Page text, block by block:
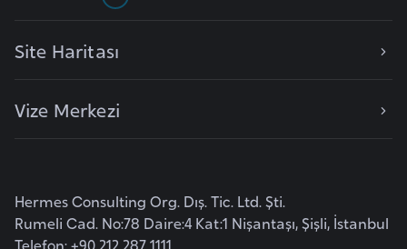
Site Haritası
Vize Merkezi
Hermes Consulting Org. Dış. Tic. Ltd. Şti.
Rumeli Cad. No:78 Daire:4 Kat:1 Nişantaşı, Şişli, İstanbul
Telefon: +90 212 287 1111
H
s
B
u